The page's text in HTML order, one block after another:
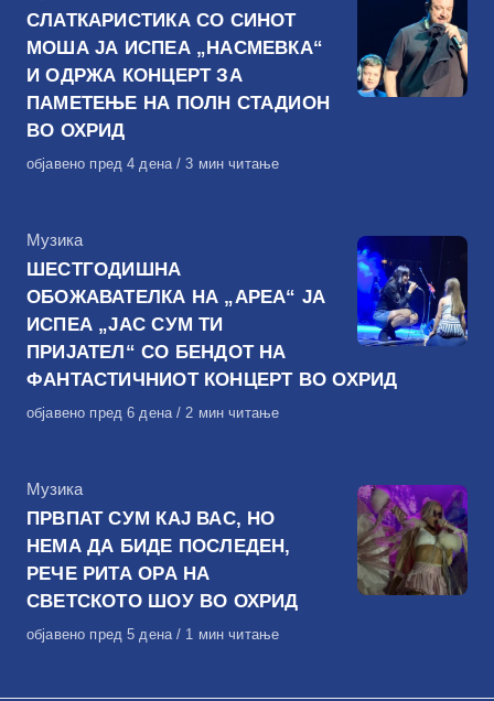
СЛАТКАРИСТИКА СО СИНОТ
МОША ЈА ИСПЕА „НАСМЕВКА“
И ОДРЖА КОНЦЕРТ ЗА
ПАМЕТЕЊЕ НА ПОЛН СТАДИОН
ВО ОХРИД
Објавено
објавено пред 4 дена 3 мин читање
КАтегорија
Музика
ШЕСТГОДИШНА
ОБОЖАВАТЕЛКА НА „АРЕА“ ЈА
ИСПЕА „ЈАС СУМ ТИ
ПРИЈАТЕЛ“ СО БЕНДОТ НА
ФАНТАСТИЧНИОТ КОНЦЕРТ ВО ОХРИД
Објавено
објавено пред 6 дена 2 мин читање
КАтегорија
Музика
ПРВПАТ СУМ КАЈ ВАС, НО
НЕМА ДА БИДЕ ПОСЛЕДЕН,
РЕЧЕ РИТА ОРА НА
СВЕТСКОТО ШОУ ВО ОХРИД
Објавено
објавено пред 5 дена 1 мин читање